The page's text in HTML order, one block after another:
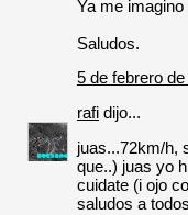
Ya me
Saludos.
5 de febrero
rafi dijo...
juas...72km/h,
que..) juas yo
cuidate (i ojo
saludos a